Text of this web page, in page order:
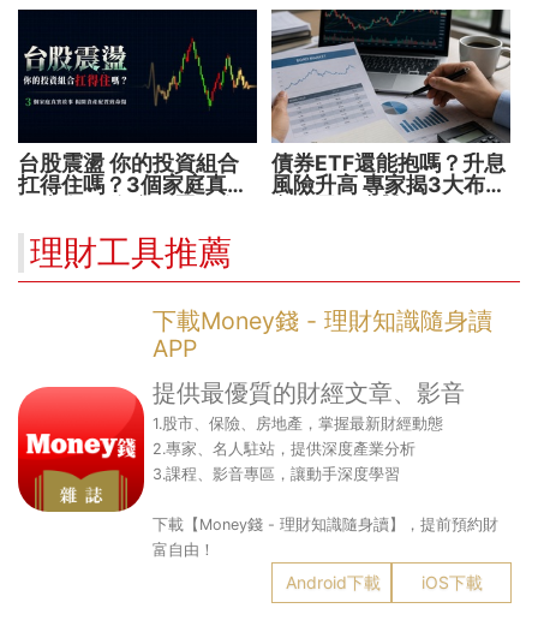
台股震盪 你的投資組合
扛得住嗎？3個家庭真實
傷
債券ETF還能抱嗎？升息
風險升高 專家揭3大布局
理財工具推薦
下載Money錢 - 理財知識隨身讀
APP
提供最優質的財經文章、影音
1.股市、保險、房地產，掌握最新財經動態
2.專家、名人駐站，提供深度產業分析
3.課程、影音專區，讓動手深度學習
下載【Money錢 - 理財知識隨身讀】，提前預約財
富自由！
Android下載 iOS下載